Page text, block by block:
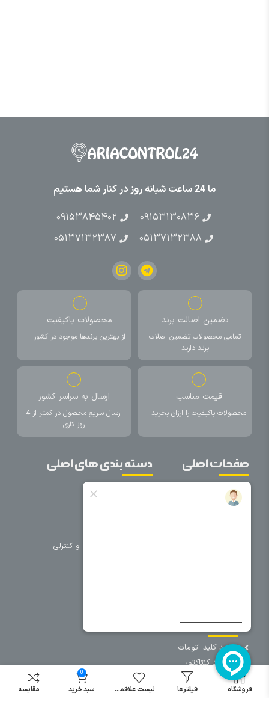
ما 24 ساعت شبانه روز در کنار شما هستیم
۰۹۱۵۳۱۳۰۸۳۶
۰۹۱۵۳۸۴۵۴۰۲
۰۵۱۳۷۱۳۲۳۸۸
۰۵۱۳۷۱۳۲۳۸۷
تضمین اصالت برند
تمامی محصولات تضمین اصلات
برند دارند
محصولات باکیفیت
از بهترین برندها موجود در کشور
قیمت مناسب
محصولات باکیفیت را ارزان بخرید
ارسال به سراسر کشور
ارسال سریع محصول در کمتر از 4
روز کاری
صفحات اصلی
خانه
دسته بندی های اصلی
تجهیزات حفاظتی و کنترلی
سایر دسته بندی ها
خرید کلید اتومات
خرید کنتاکتور
خرید فیوز
مینیاتوری
فروشگاه فیلترها لیست علاقمندی
0
سبد خرید مقایسه